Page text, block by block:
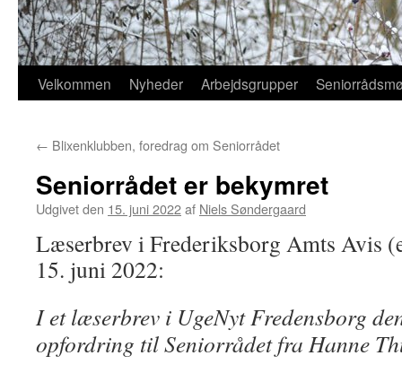
Velkommen Nyheder Arbejdsgrupper
← Blixenklubben, foredrag om Seniorrådet
Seniorrådet er bekymret
Udgivet den 15. juni 2022af Niels Søndergaard
Læserbrev i Frederiksborg Amts Avis
15. juni 2022:
I et læserbrev i UgeNyt Fredensborg
opfordring til Seniorrådet fra Hanne